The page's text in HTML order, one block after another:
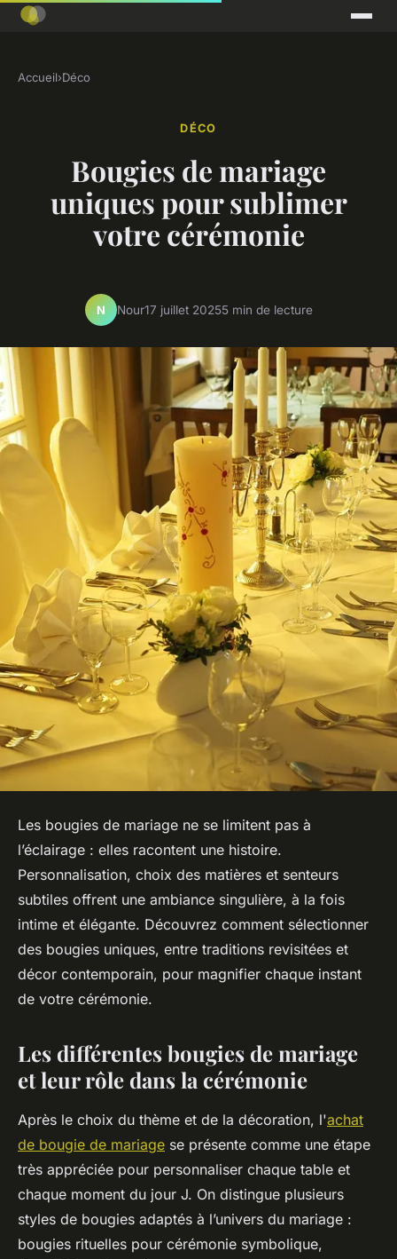
Accueil›Déco
DÉCO
Bougies de mariage
uniques pour sublimer
votre cérémonie
N Nour17 juillet 20255 min de lecture
Les bougies de mariage ne se limitent pas à
l’éclairage : elles racontent une histoire.
Personnalisation, choix des matières et senteurs
subtiles offrent une ambiance singulière, à la fois
intime et élégante. Découvrez comment sélectionner
des bougies uniques, entre traditions revisitées et
décor contemporain, pour magnifier chaque instant
de votre cérémonie.
Les différentes bougies de mariage
et leur rôle dans la cérémonie
Après le choix du thème et de la décoration, l'achat
de bougie de mariage se présente comme une étape
très appréciée pour personnaliser chaque table et
chaque moment du jour J. On distingue plusieurs
styles de bougies adaptés à l’univers du mariage :
bougies rituelles pour cérémonie symbolique,